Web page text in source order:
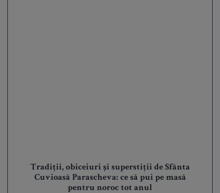
Tradiții, obiceiuri și superstiții de Sfânta
Cuvioasă Parascheva: ce să pui pe masă
pentru noroc tot anul